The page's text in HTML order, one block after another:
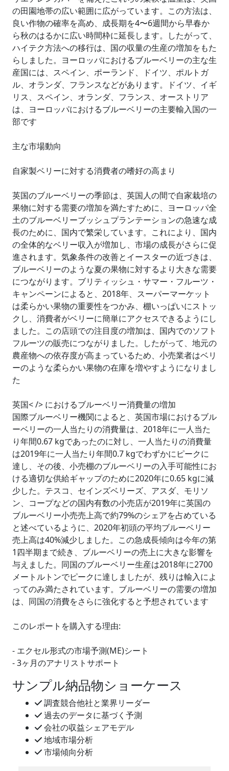
の田園地帯の広い範囲に広がっています。この方法は、
良い作物の確率を高め、成長期を4〜6週間から早春か
ら秋のはるかに広い時間枠に延長します。したがって、
ハイテク方法への移行は、国の収量の生産の増加をもた
らしました。ヨーロッパにおけるブルーベリーの主な生
産国には、スペイン、ポーランド、ドイツ、ポルトガ
ル、オランダ、フランスなどがあります。ドイツ、イギ
リス、スペイン、オランダ、フランス、オーストリア
は、ヨーロッパにおけるブルーベリーの主要輸入国の一
部です
主な市場動向
自家製ベリーに対する消費者の嗜好の高まり
英国のブルーベリーの季節は、英国人の間で自家栽培の
果物に対する需要の増加を満たすために、ヨーロッパ全
土のブルーベリーブッシュプランテーションの急速な成
長のために、国内で繁栄しています。これにより、国内
の全体的なベリー収入が増加し、市場の成長がさらに促
進されます。気象条件の改善とイースターの近づきは、
ブルーベリーのような夏の果物に対するより大きな需要
につながります。ブリティッシュ・サマー・フルーツ・
キャンペーンによると、2018年、スーパーマーケット
は柔らかい果物の重要性をつかみ、棚いっぱいにストッ
クし、消費者がベリーに簡単にアクセスできるようにし
ました。この店頭での注目度の増加は、国内でのソフト
フルーツの販売につながりました。したがって、地元の
農産物への依存度が高まっているため、小売業者はベリ
ーのような柔らかい果物の在庫を増やすようになりまし
た
英国< /> におけるブルーベリー消費量の増加
国際ブルーベリー機関によると、英国市場におけるブル
ーベリーの一人当たりの消費量は、2018年に一人当た
り年間0.67 kgであったのに対し、一人当たりの消費量
は2019年に一人当たり年間0.7 kgでわずかにピークに
達し、その後、小売棚のブルーベリーの入手可能性にお
ける適切な供給ギャップのために2020年に0.65 kgに減
少した。テスコ、セインズベリーズ、アスダ、モリソ
ン、コープなどの国内有数の小売店が2019年に英国の
ブルーベリー小売売上高で約79%のシェアを占めている
と述べているように、2020年初頭の平均ブルーベリー
売上高は40%減少しました。この急成長傾向は今年の第
1四半期まで続き、ブルーベリーの売上に大きな影響を
与えました。同国のブルーベリー生産は2018年に2700
メートルトンでピークに達しましたが、残りは輸入によ
ってのみ満たされています。ブルーベリーの需要の増加
は、同国の消費をさらに強化すると予想されています
このレポートを購入する理由:
- エクセル形式の市場予測(ME)シート
- 3ヶ月のアナリストサポート
サンプル納品物ショーケース
調査競合他社と業界リーダー
過去のデータに基づく予測
会社の収益シェアモデル
地域市場分析
市場傾向分析